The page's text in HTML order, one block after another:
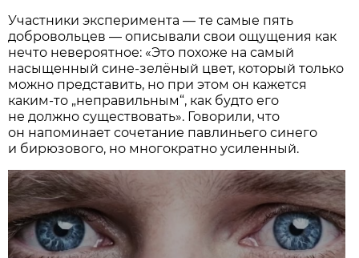
Участники эксперимента — те самые пять
добровольцев — описывали свои ощущения как
нечто невероятное: «Это похоже на самый
насыщенный сине-зелёный цвет, который только
можно представить, но при этом он кажется
каким-то „неправильным“, как будто его
не должно существовать». Говорили, что
он напоминает сочетание павлиньего синего
и бирюзового, но многократно усиленный.